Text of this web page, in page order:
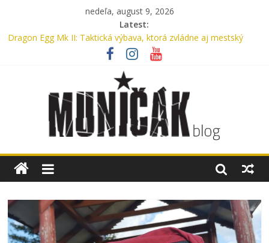
nedeľa, august 9, 2026
Latest:
Dragon Egg Mk II: Taktická výbava, ktorá zvládne aj mestský
Legenda, ktorú nosíme každý deň: UTP nohavice od Helikon-Tex
Oxford, Nylon alebo Cordura? Kompletný sprievodca výberom
materiálu pre batohy a tašky
Myslíte si, že máte v aute lekárničku? V skutočnosti nemáte.
Bennon Nero High: Taktické topánky, ktoré ťa podržia v